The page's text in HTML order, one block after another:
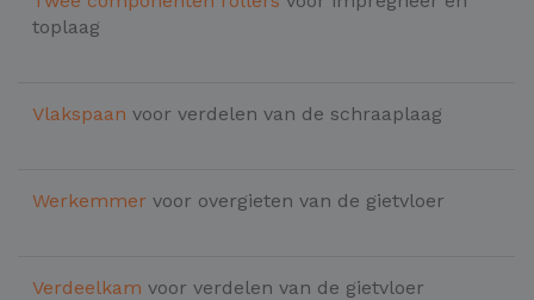
toplaag
Vlakspaan voor verdelen van de schraaplaag
Werkemmer voor overgieten van de gietvloer
Verdeelkam voor verdelen van de gietvloer